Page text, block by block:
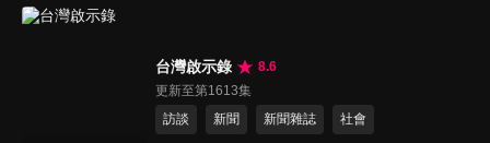
台灣啟示錄
8.6
更新至第1613集
訪談
新聞 新聞雜誌 社會